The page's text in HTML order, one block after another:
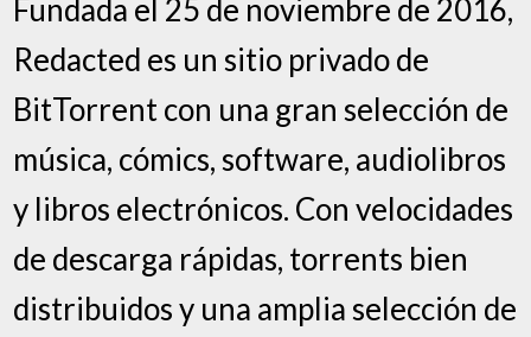
Fundada el 25 de noviembre de 2016,
Redacted es un sitio privado de
BitTorrent con una gran selección de
música, cómics, software, audiolibros
y libros electrónicos. Con velocidades
de descarga rápidas, torrents bien
distribuidos y una amplia selección de